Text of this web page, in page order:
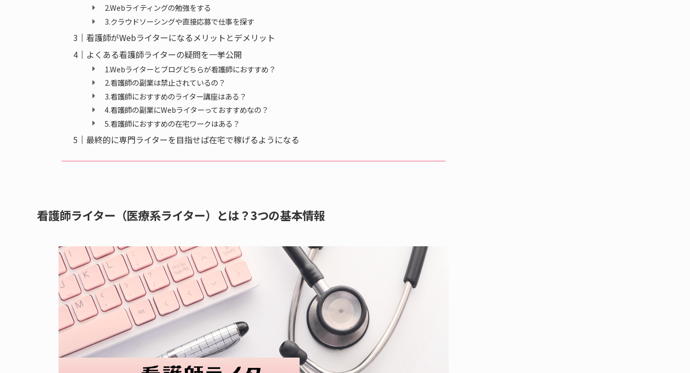
2.Webライティングの勉強をする
3.クラウドソーシングや直接応募で仕事を探す
看護師がWebライターになるメリットとデメリット
よくある看護師ライターの疑問を一挙公開
1.Webライターとブログどちらが看護師におすすめ？
2.看護師の副業は禁止されているの？
3.看護師におすすめのライター講座はある？
4.看護師の副業にWebライターっておすすめなの？
5.看護師におすすめの在宅ワークはある？
最終的に専門ライターを目指せば在宅で稼げるようになる
看護師ライター（医療系ライター）とは？3つの基本情報